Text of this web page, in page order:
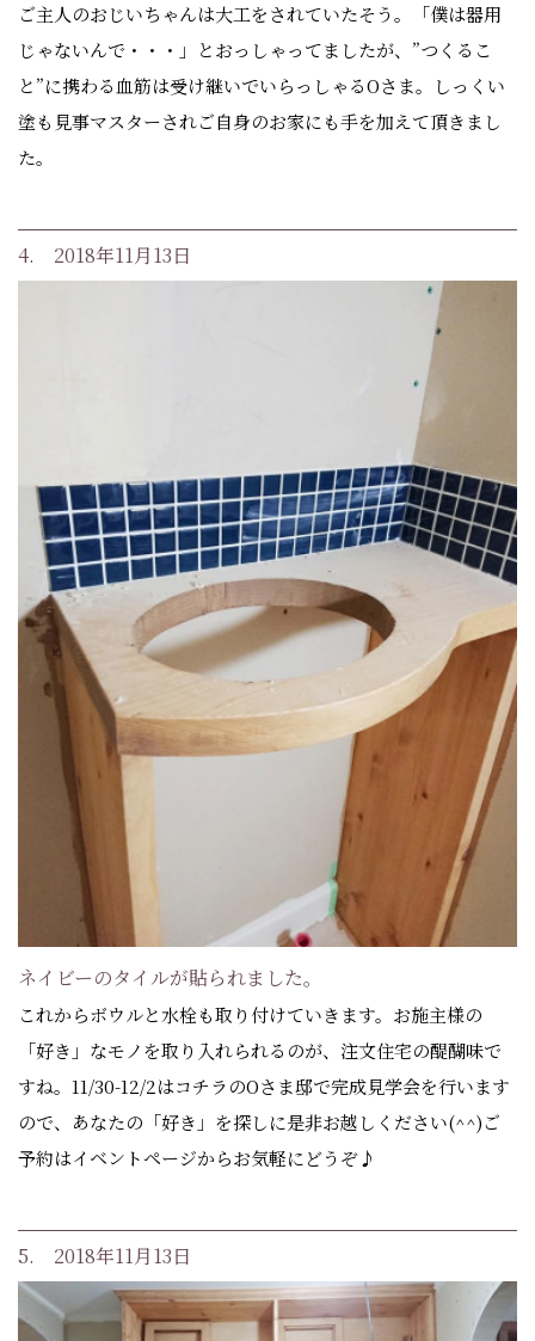
ご主人のおじいちゃんは大工をされていたそう。「僕は器用
じゃないんで・・・」とおっしゃってましたが、”つくるこ
と”に携わる血筋は受け継いでいらっしゃるOさま。しっくい
塗も見事マスターされご自身のお家にも手を加えて頂きまし
た。
4. 2018年11月13日
ネイビーのタイルが貼られました。
これからボウルと水栓も取り付けていきます。お施主様の
「好き」なモノを取り入れられるのが、注文住宅の醍醐味で
すね。11/30-12/2はコチラのOさま邸で完成見学会を行います
ので、あなたの「好き」を探しに是非お越しください(^^)ご
予約はイベントページからお気軽にどうぞ♪
5. 2018年11月13日